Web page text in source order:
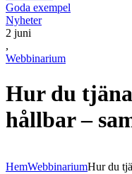
Goda exempel
Nyheter
2 juni
,
Webbinarium
Hur du
hållbar –
HemWebbinariumHur du